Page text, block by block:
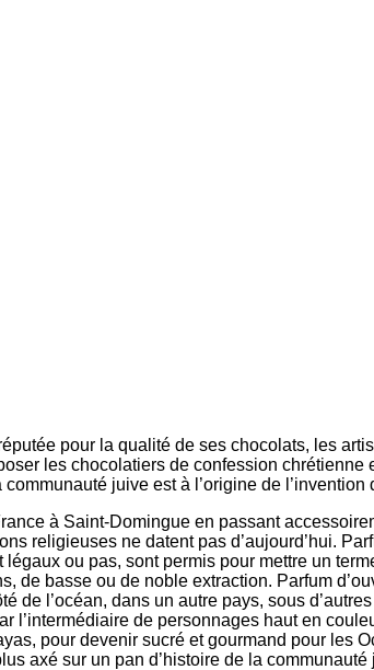
pour la qualité de ses chocolats, les
les chocolatiers de confession
juive est à l’origine de
à Saint-Domingue en passant
religieuses ne datent pas d’aujourd’hui.
ou pas, sont permis pour mettre un
basse ou de noble extraction. Parfum
de l’océan, dans un autre pays, sous
l’intermédiaire de personnages haut en
pour devenir sucré et gourmand pour les
axé sur un pan d’histoire de la